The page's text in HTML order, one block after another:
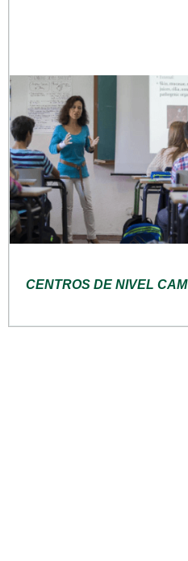
CENTROS DE NIVEL CAM